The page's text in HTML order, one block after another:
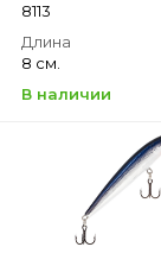
8113
Длина
8 см.
В наличии